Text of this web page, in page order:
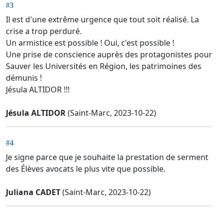
#3
Il est d'une extrême urgence que tout soit réalisé. La
crise a trop perduré.
Un armistice est possible ! Oui, c'est possible !
Une prise de conscience auprès des protagonistes pour
Sauver les Universités en Région, les patrimoines des
démunis !
Jésula ALTIDOR !!!
Jésula ALTIDOR(Saint-Marc, 2023-10-22)
#4
Je signe parce que je souhaite la prestation de serment
des Élèves avocats le plus vite que possible.
Juliana CADET(Saint-Marc, 2023-10-22)